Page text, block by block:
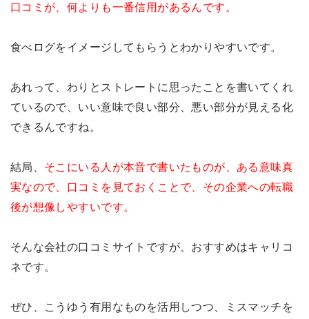
口コミが、何よりも一番信用があるんです。
食べログをイメージしてもらうとわかりやすいです。
あれって、わりとストレートに思ったことを書いてくれ
ているので、いい意味で良い部分、悪い部分が見える化
できるんですね。
結局、 そこにいる人が本音で書いたものが、ある意味真
実なので、口コミを見ておくことで、その企業への転職
後が想像しやすいです。
そんな会社の口コミサイトですが、おすすめはキャリコ
ネです。
ぜひ、こうゆう有用なものを活用しつつ、ミスマッチを